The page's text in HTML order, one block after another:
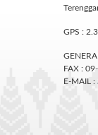
GPS :
FAX :
E-MAIL :